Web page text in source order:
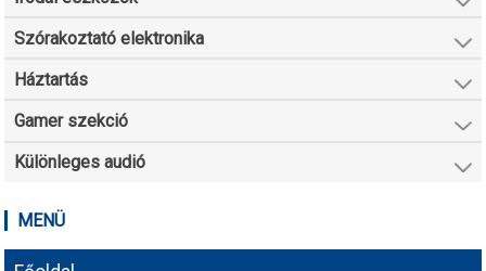
Szórakoztató elektronika
Háztartás
Gamer szekció
Különleges audió
MENÜ